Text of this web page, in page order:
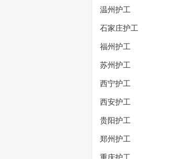
温州护工
石家庄护工
福州护工
苏州护工
西宁护工
西安护工
贵阳护工
郑州护工